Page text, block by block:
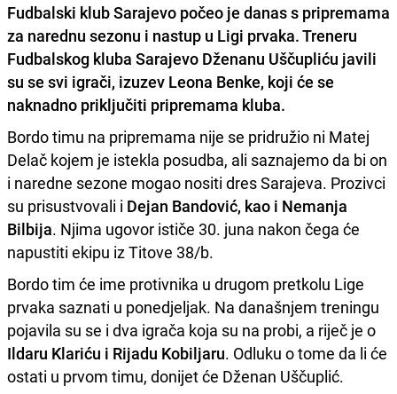
Fudbalski klub Sarajevo počeo je danas s pripremama
za narednu sezonu i nastup u Ligi prvaka. Treneru
Fudbalskog kluba Sarajevo Dženanu Uščupliću javili
su se svi igrači, izuzev Leona Benke, koji će se
naknadno priključiti pripremama kluba.
Bordo timu na pripremama nije se pridružio ni Matej
Delač kojem je istekla posudba, ali saznajemo da bi on
i naredne sezone mogao nositi dres Sarajeva. Prozivci
su prisustvovali i Dejan Bandović, kao i Nemanja
Bilbija. Njima ugovor ističe 30. juna nakon čega će
napustiti ekipu iz Titove 38/b.
Bordo tim će ime protivnika u drugom pretkolu Lige
prvaka saznati u ponedjeljak. Na današnjem treningu
pojavila su se i dva igrača koja su na probi, a riječ je o
Ildaru Klariću i Rijadu Kobiljaru. Odluku o tome da li će
ostati u prvom timu, donijet će Dženan Uščuplić.